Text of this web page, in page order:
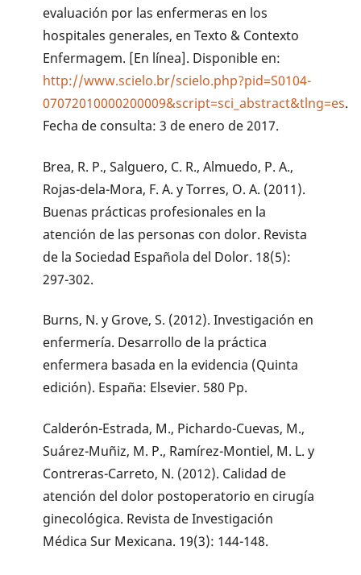
evaluación por las enfermeras en los
hospitales generales, en Texto & Contexto
Enfermagem. [En línea]. Disponible en:
http://www.scielo.br/scielo.php?pid=S0104-
07072010000200009&script=sci_abstract&tlng=es.
Fecha de consulta: 3 de enero de 2017.
Brea, R. P., Salguero, C. R., Almuedo, P. A.,
Rojas-dela-Mora, F. A. y Torres, O. A. (2011).
Buenas prácticas profesionales en la
atención de las personas con dolor. Revista
de la Sociedad Española del Dolor. 18(5):
297-302.
Burns, N. y Grove, S. (2012). Investigación en
enfermería. Desarrollo de la práctica
enfermera basada en la evidencia (Quinta
edición). España: Elsevier. 580 Pp.
Calderón-Estrada, M., Pichardo-Cuevas, M.,
Suárez-Muñiz, M. P., Ramírez-Montiel, M. L. y
Contreras-Carreto, N. (2012). Calidad de
atención del dolor postoperatorio en cirugía
ginecológica. Revista de Investigación
Médica Sur Mexicana. 19(3): 144-148.